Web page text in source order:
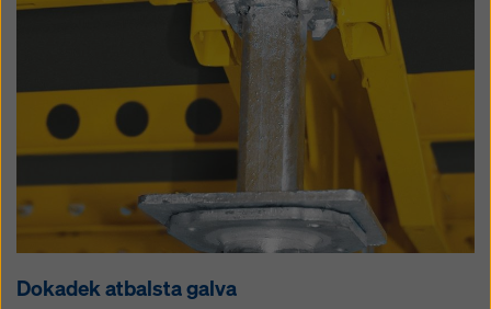
Dokadek atbalsta galva